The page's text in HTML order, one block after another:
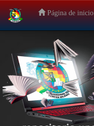
Salir
navegación
Página de inicio